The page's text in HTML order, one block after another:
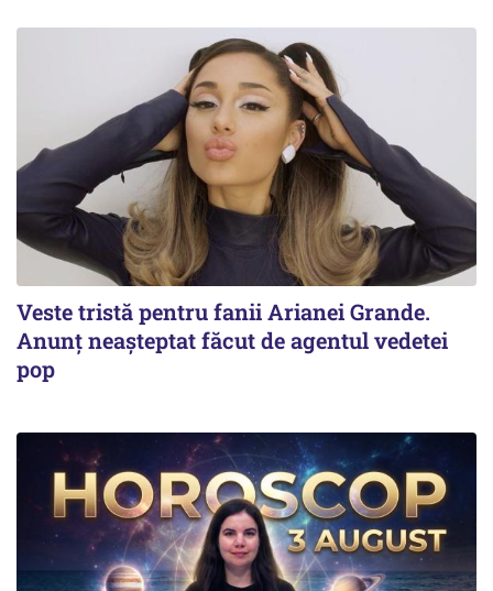
Veste tristă pentru fanii Arianei Grande.
Anunț neașteptat făcut de agentul vedetei
pop